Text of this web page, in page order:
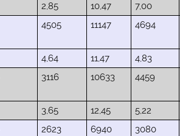
2,85 10,47
7,00
4505 11147 4694
4,64 11,47
4,83
3116 10633 4459
3,65 12,45
5,22
2623 6940 3080